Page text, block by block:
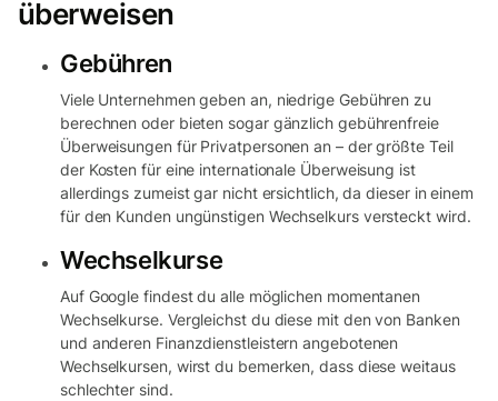
überweisen
Gebühren
Viele Unternehmen geben an, niedrige Gebühren zu
berechnen oder bieten sogar gänzlich gebührenfreie
Überweisungen für Privatpersonen an – der größte Teil
der Kosten für eine internationale Überweisung ist
allerdings zumeist gar nicht ersichtlich, da dieser in einem
für den Kunden ungünstigen Wechselkurs versteckt wird.
Wechselkurse
Auf Google findest du alle möglichen momentanen
Wechselkurse. Vergleichst du diese mit den von Banken
und anderen Finanzdienstleistern angebotenen
Wechselkursen, wirst du bemerken, dass diese weitaus
schlechter sind.